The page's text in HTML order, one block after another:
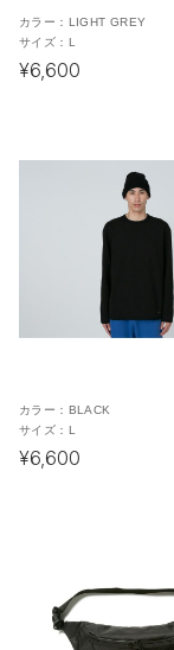
カラー： LIGHT GREY
サイズ： L
¥6,600
カラー： BLACK
サイズ： L
¥6,600